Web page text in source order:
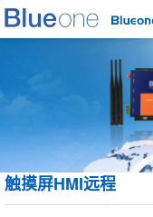
触摸屏HMI远程